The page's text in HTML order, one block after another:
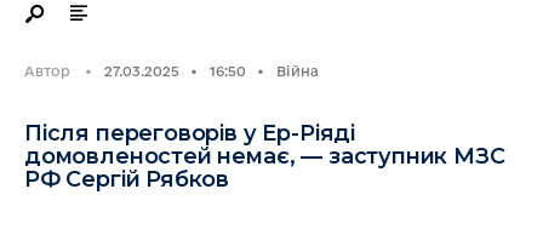
Автор • 27.03.2025 • 16:50 • Війна
Після переговорів у Ер-Ріяді
домовленостей немає, — заступник МЗС
РФ Сергій Рябков